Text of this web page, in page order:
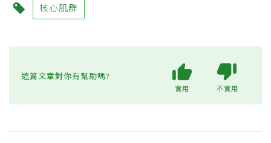
核心肌群
這篇文章對你有幫助嗎?
實用 不實用